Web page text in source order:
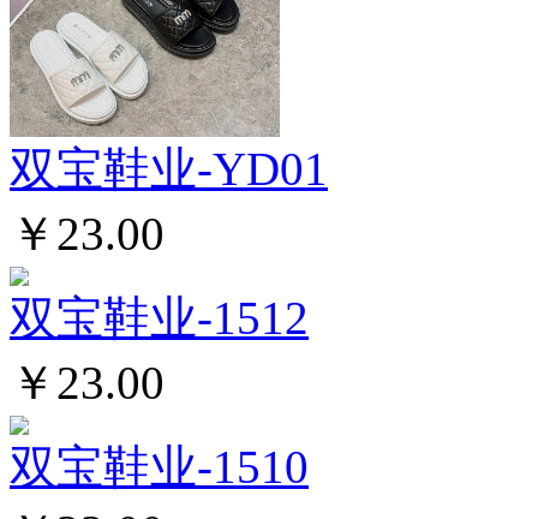
双宝鞋业-YD01
￥23.00
双宝鞋业-1512
￥23.00
双宝鞋业-1510